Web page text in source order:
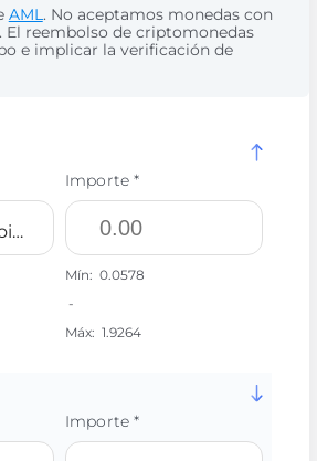
AML. No aceptamos monedas con
El reembolso de criptomonedas
e implicar la verificación de
BinanceCoin BEP20 BNB
Importe *
Mín: 0.0578
-
Máx: 1.9264
Importe *